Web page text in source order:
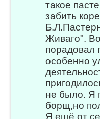
такое
забить
Живаго".
порадовал
особенно
не было. Я
борщ,но
Я ещё от